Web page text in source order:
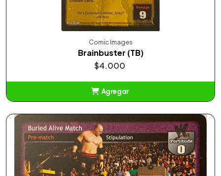
Comic Images
Brainbuster (TB)
$4.000
Agregar